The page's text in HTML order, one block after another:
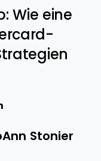
Wie eine
Email
Pinterest
on Twitter
on
Stonier